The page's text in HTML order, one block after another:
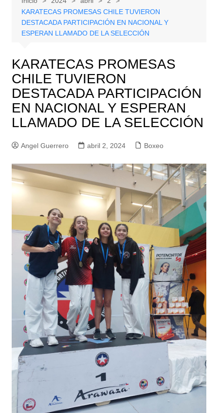
KARATECAS PROMESAS CHILE TUVIERON
DESTACADA PARTICIPACIÓN EN NACIONAL Y
ESPERAN LLAMADO DE LA SELECCIÓN
KARATECAS PROMESAS
CHILE TUVIERON
DESTACADA PARTICIPACIÓN
EN NACIONAL Y ESPERAN
LLAMADO DE LA SELECCIÓN
Angel Guerrero abril 2, 2024 Boxeo